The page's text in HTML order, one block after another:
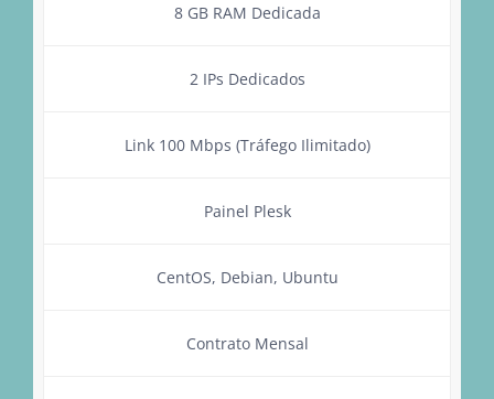
8 GB RAM Dedicada
2 IPs Dedicados
Link 100 Mbps (Tráfego Ilimitado)
Painel Plesk
CentOS, Debian, Ubuntu
Contrato Mensal